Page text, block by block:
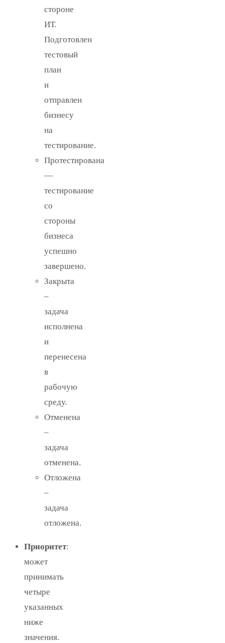
стороне
ИТ.
Подготовлен
тестовый
план
и
отправлен
бизнесу
на
тестирование.
Протестирована
—
тестирование
со
стороны
бизнеса
успешно
завершено.
Закрыта
–
задача
исполнена
и
перенесена
в
рабочую
среду.
Отменена
–
задача
отменена.
Отложена
–
задача
отложена.
Приоритет:
может
принимать
четыре
указанных
ниже
значения.